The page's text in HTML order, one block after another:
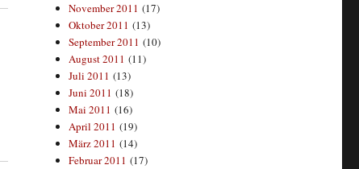
November 2011 (17)
Oktober 2011 (13)
September 2011 (10)
August 2011 (11)
Juli 2011 (13)
Juni 2011 (18)
Mai 2011 (16)
April 2011 (19)
März 2011 (14)
Februar 2011 (17)